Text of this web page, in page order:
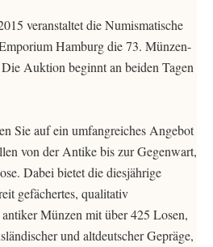
veranstaltet die Numismatische
Hamburg die 73. Münzen-
Auktion beginnt an beiden Tagen
Sie auf ein umfangreiches Angebot
von der Antike bis zur Gegenwart,
Dabei bietet die diesjährige
gefächertes, qualitativ
Münzen mit über 425 Losen,
und altdeutscher Gepräge,